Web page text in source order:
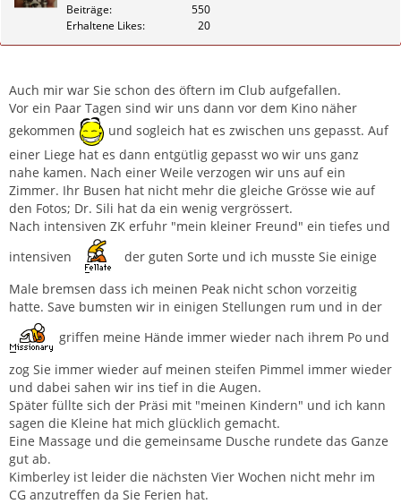
Beiträge
550
Erhaltene Likes
20
Auch mir war Sie schon des öftern im Club aufgefallen.
Vor ein Paar Tagen sind wir uns dann vor dem Kino näher
gekommen
und sogleich hat es zwischen uns gepasst. Auf
einer Liege hat es dann entgütlig gepasst wo wir uns ganz
nahe kamen. Nach einer Weile verzogen wir uns auf ein
Zimmer. Ihr Busen hat nicht mehr die gleiche Grösse wie auf
den Fotos; Dr. Sili hat da ein wenig vergrössert.
Nach intensiven ZK erfuhr "mein kleiner Freund" ein tiefes und
intensiven
der guten Sorte und ich musste Sie einige
Male bremsen dass ich meinen Peak nicht schon vorzeitig
hatte. Save bumsten wir in einigen Stellungen rum und in der
griffen meine Hände immer wieder nach ihrem Po und
zog Sie immer wieder auf meinen steifen Pimmel immer wieder
und dabei sahen wir ins tief in die Augen.
Später füllte sich der Präsi mit "meinen Kindern" und ich kann
sagen die Kleine hat mich glücklich gemacht.
Eine Massage und die gemeinsame Dusche rundete das Ganze
gut ab.
Kimberley ist leider die nächsten Vier Wochen nicht mehr im
CG anzutreffen da Sie Ferien hat.